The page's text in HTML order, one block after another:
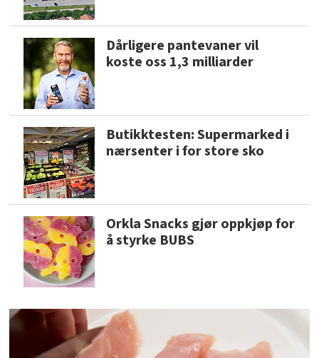
Dårligere pantevaner vil
koste oss 1,3 milliarder
Butikktesten: Supermarked i
nærsenter i for store sko
Orkla Snacks gjør oppkjøp for
å styrke BUBS